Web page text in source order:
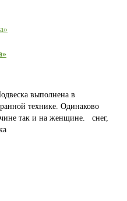
выполнена в
технике. Одинаково
так и на женщине. снег,